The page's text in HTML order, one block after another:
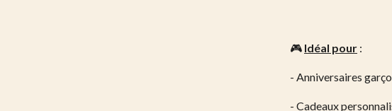
🎮 Idéal pour :
- Anniversaires
- Cadeaux